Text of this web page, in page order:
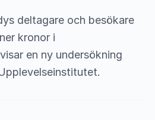
deltagare och besökare
kronor i
en ny undersökning